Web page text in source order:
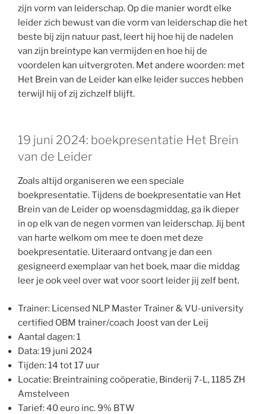
zijn vorm van leiderschap. Op die manier wordt elke
leider zich bewust van die vorm van leiderschap die het
beste bij zijn natuur past, leert hij hoe hij de nadelen
van zijn breintype kan vermijden en hoe hij de
voordelen kan uitvergroten. Met andere woorden: met
Het Brein van de Leider kan elke leider succes hebben
terwijl hij of zij zichzelf blijft.
19 juni 2024: boekpresentatie Het Brein
van de Leider
Zoals altijd organiseren we een speciale
boekpresentatie. Tijdens de boekpresentatie van Het
Brein van de Leider op woensdagmiddag, ga ik dieper
in op elk van de negen vormen van leiderschap. Jij bent
van harte welkom om mee te doen met deze
boekpresentatie. Uiteraard ontvang je dan een
gesigneerd exemplaar van het boek, maar die middag
leer je ook veel over wat voor soort leider jij zelf bent.
Trainer: Licensed NLP Master Trainer & VU-university
certified OBM trainer/coach Joost van der Leij
Aantal dagen: 1
Data: 19 juni 2024
Tijden: 14 tot 17 uur
Locatie: Breintraining coöperatie, Binderij 7-L, 1185 ZH
Amstelveen
Tarief: 40 euro inc. 9% BTW